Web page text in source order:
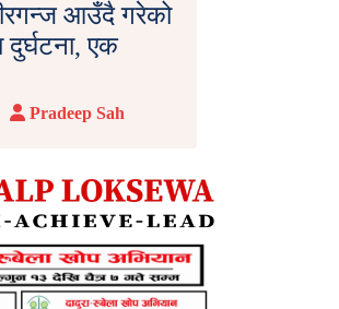
आउँदै गरेको
दुर्घटना, एक
Pradeep Sah